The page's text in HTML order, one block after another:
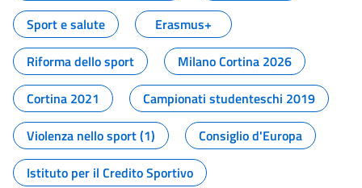
Sport e salute
Erasmus+
Riforma dello sport
Milano Cortina 2026
Cortina 2021
Campionati studenteschi 2019
Violenza nello sport (1)
Consiglio d'Europa
Istituto per il Credito Sportivo